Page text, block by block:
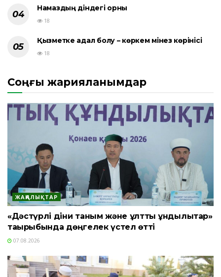
Намаздың діндегі орны
18
Қызметке адал болу – көркем мінез көрінісі
18
Соңғы жарияланымдар
ЖАҢАЛЫҚТАР
«Дәстүрлі діни таным және ұлттық құндылықтар»
тақырыбында дөңгелек үстел өтті
07.08.2026